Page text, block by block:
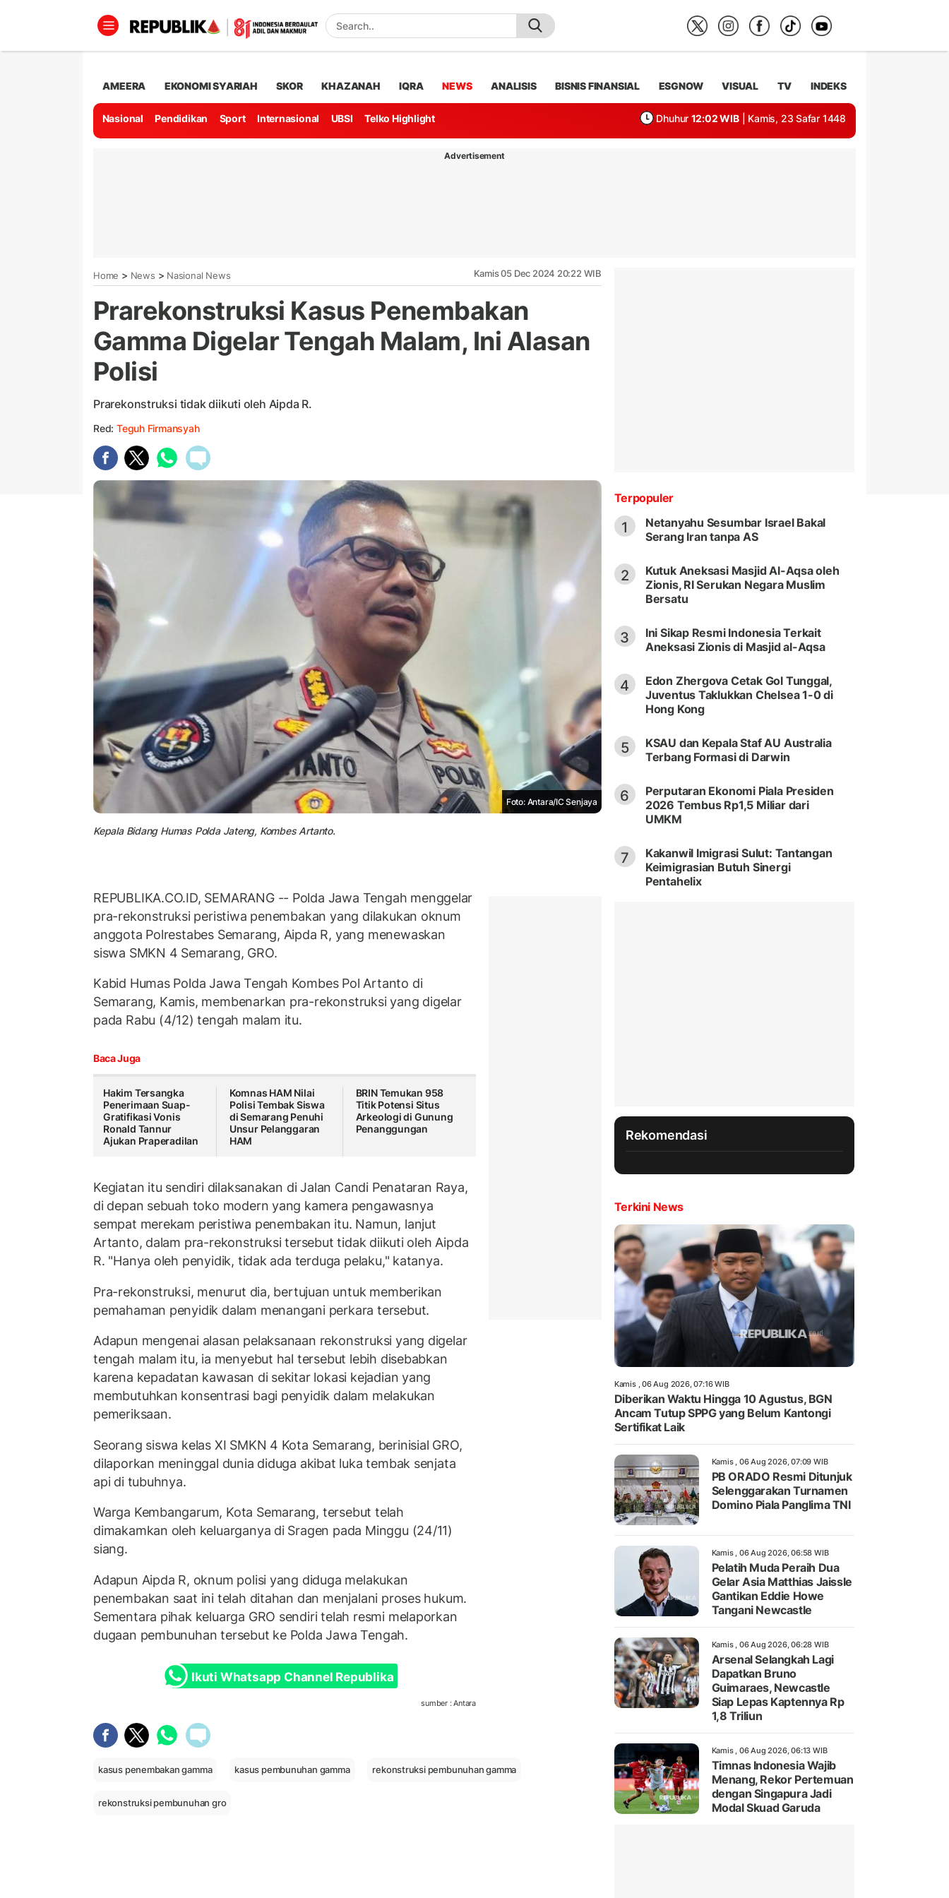
AMEERA EKONOMI SYARIAH SKOR KHAZANAH IQRA NEWS ANALISIS BISNIS FINANSIAL ESGNOW VISUAL TV INDEKS
Nasional Pendidikan Sport Internasional UBSI Telko Highlight Dhuhur 12:02 WIB | Kamis, 23 Safar 1448
Advertisement
Home > News > Nasional News Kamis 05 Dec 2024 20:22 WIB
Prarekonstruksi Kasus Penembakan
Gamma Digelar Tengah Malam, Ini Alasan
Polisi
Prarekonstruksi tidak diikuti oleh Aipda R.
Red: Teguh Firmansyah
Foto: Antara/IC Senjaya
Kepala Bidang Humas Polda Jateng, Kombes Artanto.
REPUBLIKA.CO.ID, SEMARANG -- Polda Jawa Tengah menggelar
pra-rekonstruksi peristiwa penembakan yang dilakukan oknum
anggota Polrestabes Semarang, Aipda R, yang menewaskan
siswa SMKN 4 Semarang, GRO.
Kabid Humas Polda Jawa Tengah Kombes Pol Artanto di
Semarang, Kamis, membenarkan pra-rekonstruksi yang digelar
pada Rabu (4/12) tengah malam itu.
Baca Juga
Hakim Tersangka
Penerimaan Suap-
Gratifikasi Vonis
Ronald Tannur
Ajukan Praperadilan
Komnas HAM Nilai
Polisi Tembak Siswa
di Semarang Penuhi
Unsur Pelanggaran
HAM
BRIN Temukan 958
Titik Potensi Situs
Arkeologi di Gunung
Penanggungan
Kegiatan itu sendiri dilaksanakan di Jalan Candi Penataran Raya,
di depan sebuah toko modern yang kamera pengawasnya
sempat merekam peristiwa penembakan itu. Namun, lanjut
Artanto, dalam pra-rekonstruksi tersebut tidak diikuti oleh Aipda
R. "Hanya oleh penyidik, tidak ada terduga pelaku," katanya.
Pra-rekonstruksi, menurut dia, bertujuan untuk memberikan
pemahaman penyidik dalam menangani perkara tersebut.
Adapun mengenai alasan pelaksanaan rekonstruksi yang digelar
tengah malam itu, ia menyebut hal tersebut lebih disebabkan
karena kepadatan kawasan di sekitar lokasi kejadian yang
membutuhkan konsentrasi bagi penyidik dalam melakukan
pemeriksaan.
Seorang siswa kelas XI SMKN 4 Kota Semarang, berinisial GRO,
dilaporkan meninggal dunia diduga akibat luka tembak senjata
api di tubuhnya.
Warga Kembangarum, Kota Semarang, tersebut telah
dimakamkan oleh keluarganya di Sragen pada Minggu (24/11)
siang.
Adapun Aipda R, oknum polisi yang diduga melakukan
penembakan saat ini telah ditahan dan menjalani proses hukum.
Sementara pihak keluarga GRO sendiri telah resmi melaporkan
dugaan pembunuhan tersebut ke Polda Jawa Tengah.
Ikuti Whatsapp Channel Republika
sumber : Antara
kasus penembakan gamma kasus pembunuhan gamma rekonstruksi pembunuhan gamma
rekonstruksi pembunuhan gro
Terpopuler
1
Netanyahu Sesumbar Israel Bakal
Serang Iran tanpa AS
2
Kutuk Aneksasi Masjid Al-Aqsa oleh
Zionis, RI Serukan Negara Muslim
Bersatu
3
Ini Sikap Resmi Indonesia Terkait
Aneksasi Zionis di Masjid al-Aqsa
4
Edon Zhergova Cetak Gol Tunggal,
Juventus Taklukkan Chelsea 1-0 di
Hong Kong
5
KSAU dan Kepala Staf AU Australia
Terbang Formasi di Darwin
6
Perputaran Ekonomi Piala Presiden
2026 Tembus Rp1,5 Miliar dari
UMKM
7
Kakanwil Imigrasi Sulut: Tantangan
Keimigrasian Butuh Sinergi
Pentahelix
Rekomendasi
Terkini News
Kamis , 06 Aug 2026, 07:16 WIB
Diberikan Waktu Hingga 10 Agustus, BGN
Ancam Tutup SPPG yang Belum Kantongi
Sertifikat Laik
Kamis , 06 Aug 2026, 07:09 WIB
PB ORADO Resmi Ditunjuk
Selenggarakan Turnamen
Domino Piala Panglima TNI
Kamis , 06 Aug 2026, 06:58 WIB
Pelatih Muda Peraih Dua
Gelar Asia Matthias Jaissle
Gantikan Eddie Howe
Tangani Newcastle
Kamis , 06 Aug 2026, 06:28 WIB
Arsenal Selangkah Lagi
Dapatkan Bruno
Guimaraes, Newcastle
Siap Lepas Kaptennya Rp
1,8 Triliun
Kamis , 06 Aug 2026, 06:13 WIB
Timnas Indonesia Wajib
Menang, Rekor Pertemuan
dengan Singapura Jadi
Modal Skuad Garuda